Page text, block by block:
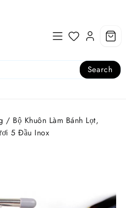
Search
/ Bộ Khuôn Làm Bánh Lọt,
5 Đầu Inox